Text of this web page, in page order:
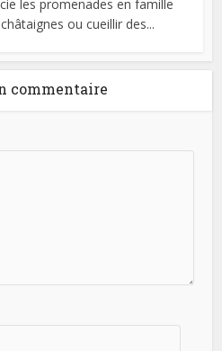
les promenades en famille
ou cueillir des...
commentaire